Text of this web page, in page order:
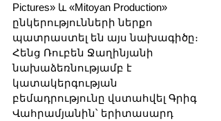
Pictures» և «Mitoyan Production»
ընկերությունների ներքո
պատրաստել են այս նախագիծը։
Հենց Ռուբեն Ջաղինյանի
նախաձեռնությամբ է
կատակերգության
բեմադրությունը վստահվել Գրիգ
Վահրամյանին՝ երիտասարդ